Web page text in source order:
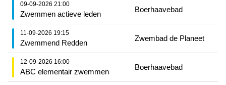
09-09-2026 21:00
Zwemmen actieve leden
Boerhaavebad
11-09-2026 19:15
Zwemmend Redden
Zwembad de Planeet
12-09-2026 16:00
ABC elementair zwemmen
Boerhaavebad